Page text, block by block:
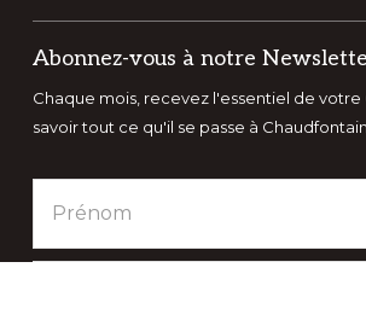
Abonnez-vous à notre
Chaque mois, recevez l'essentiel de
savoir tout ce qu'il se passe à